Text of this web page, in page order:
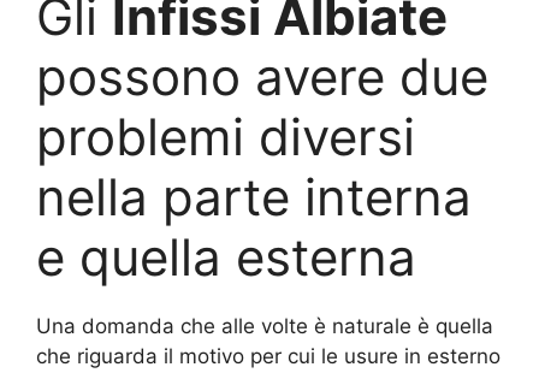
Gli Infissi Albiate
possono avere due
problemi diversi
nella parte interna
e quella esterna
Una domanda che alle volte è naturale è quella
che riguarda il motivo per cui le usure in esterno